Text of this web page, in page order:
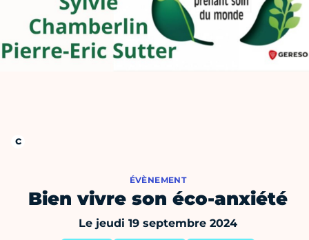
ÉVÈNEMENT
Bien vivre son éco-anxiété
Le jeudi 19 septembre 2024